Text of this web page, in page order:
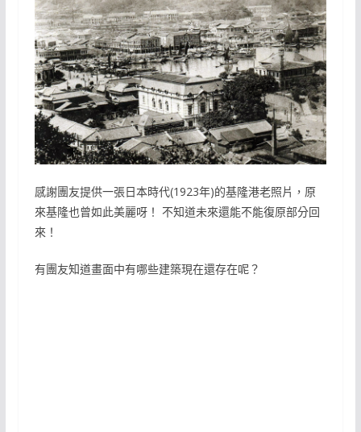
感謝團友提供一張日本時代(1923年)的基隆港老照片，原
來基隆也曾如此美麗呀！ 不知道未來還能不能復原部分回
來！
有團友知道畫面中有哪些建築現在還存在呢？